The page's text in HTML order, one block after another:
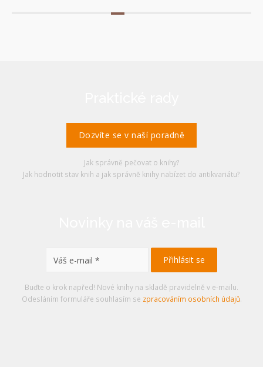
Dozvíte se v naší poradně
Jak správně pečovat o knihy?
Jak hodnotit stav knih a jak správně knihy nabízet do antikvariátu?
Buďte o krok napřed! Nové knihy na skladě pravidelně v e-mailu.
Odesláním formuláře souhlasím se zpracováním osobních údajů.